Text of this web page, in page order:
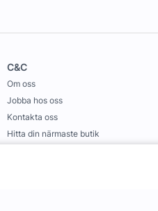
C&C
Om oss
Jobba hos oss
Kontakta oss
Hitta din närmaste butik